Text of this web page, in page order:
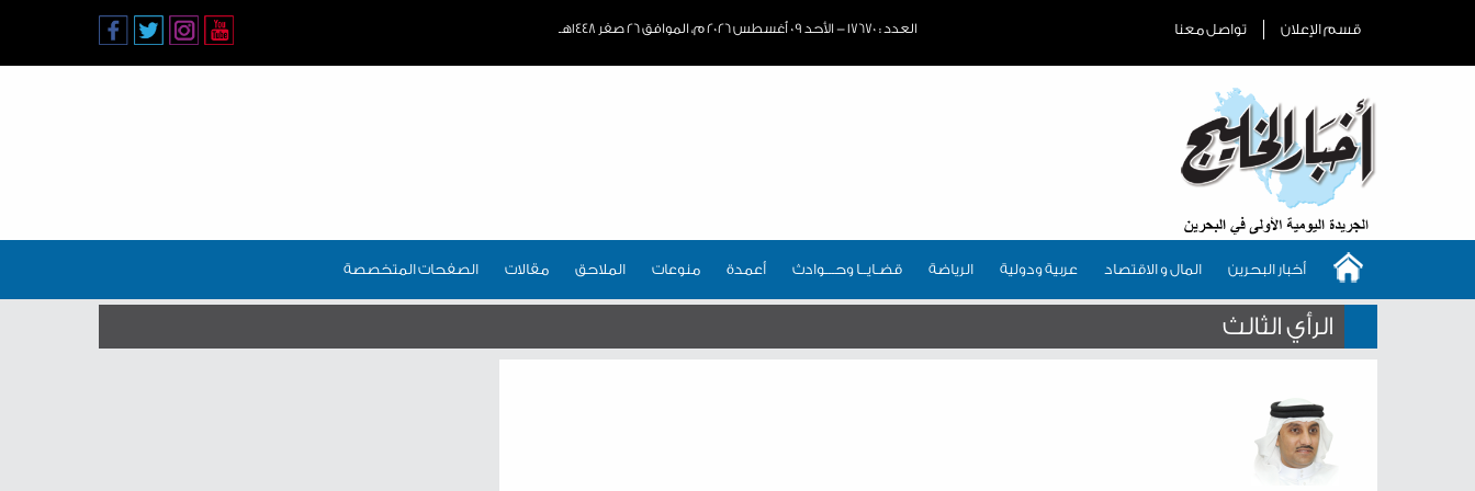
قسم الإعلان تواصل معنا العدد : ١٧٦٧٠ - الأحد ٠٩ أغسطس ٢٠٢٦ م، الموافق ٢٦ صفر ١٤٤٨هـ
أخبار البحرين المال و الاقتصاد عربية ودولية الرياضة قضـايــا وحـــوادث أعمدة منوعات الملاحق مقالات الصفحات المتخصصة
الرأي الثالث